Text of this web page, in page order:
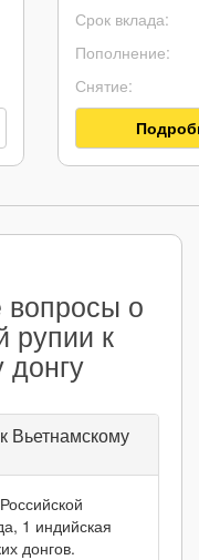
Срок вклада:
Пополнение:
Снятие:
вопросы о
рупии к
Вьетнамскому
1 индийская
донгов.